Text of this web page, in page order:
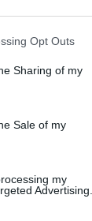
app uses one
behaviour.
and its
purposes
Opt Outs
Sharing of my
Sale of my
my
Advertising.